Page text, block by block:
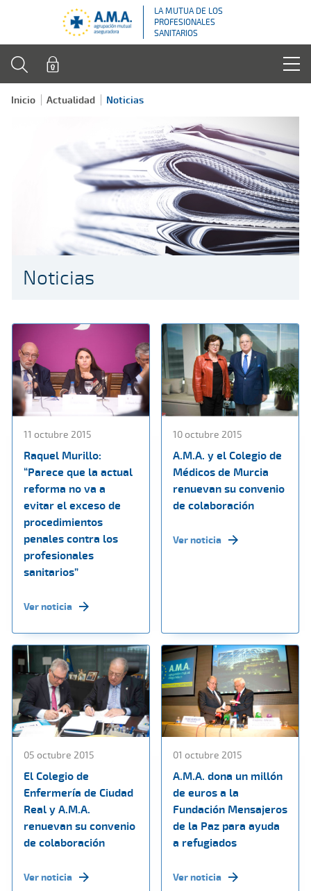
LA MUTUA DE LOS
PROFESIONALES
SANITARIOS
Inicio Actualidad Noticias
Noticias
11 octubre 2015
Raquel Murillo:
“Parece que la actual
reforma no va a
evitar el exceso de
procedimientos
penales contra los
profesionales
sanitarios”
Ver noticia
10 octubre 2015
A.M.A. y el Colegio de
Médicos de Murcia
renuevan su convenio
de colaboración
Ver noticia
05 octubre 2015
El Colegio de
Enfermería de Ciudad
Real y A.M.A.
renuevan su convenio
de colaboración
Ver noticia
01 octubre 2015
A.M.A. dona un millón
de euros a la
Fundación Mensajeros
de la Paz para ayuda
a refugiados
Ver noticia